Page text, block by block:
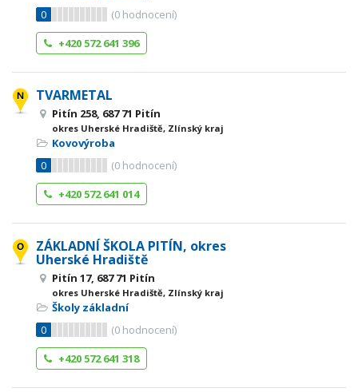
0
(0 hodnocení)
+420 572 641 396
TVARMETAL
Pitín 258, 687 71 Pitín
okres Uherské Hradiště, Zlínský kraj
Kovovýroba
0
(0 hodnocení)
+420 572 641 014
ZÁKLADNÍ ŠKOLA PITÍN, okres
Uherské Hradiště
Pitín 17, 687 71 Pitín
okres Uherské Hradiště, Zlínský kraj
Školy základní
0
(0 hodnocení)
+420 572 641 318